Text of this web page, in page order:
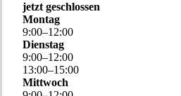
jetzt geschlossen
Montag
9:00–12:00
Dienstag
9:00–12:00
13:00–15:00
Mittwoch